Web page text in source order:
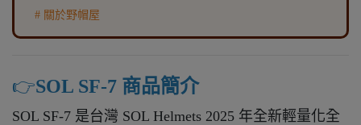
# 關於野帽屋
👉️SOL SF-7 商品簡介
SOL SF-7 是台灣 SOL Helmets 2025 年全新輕量化全